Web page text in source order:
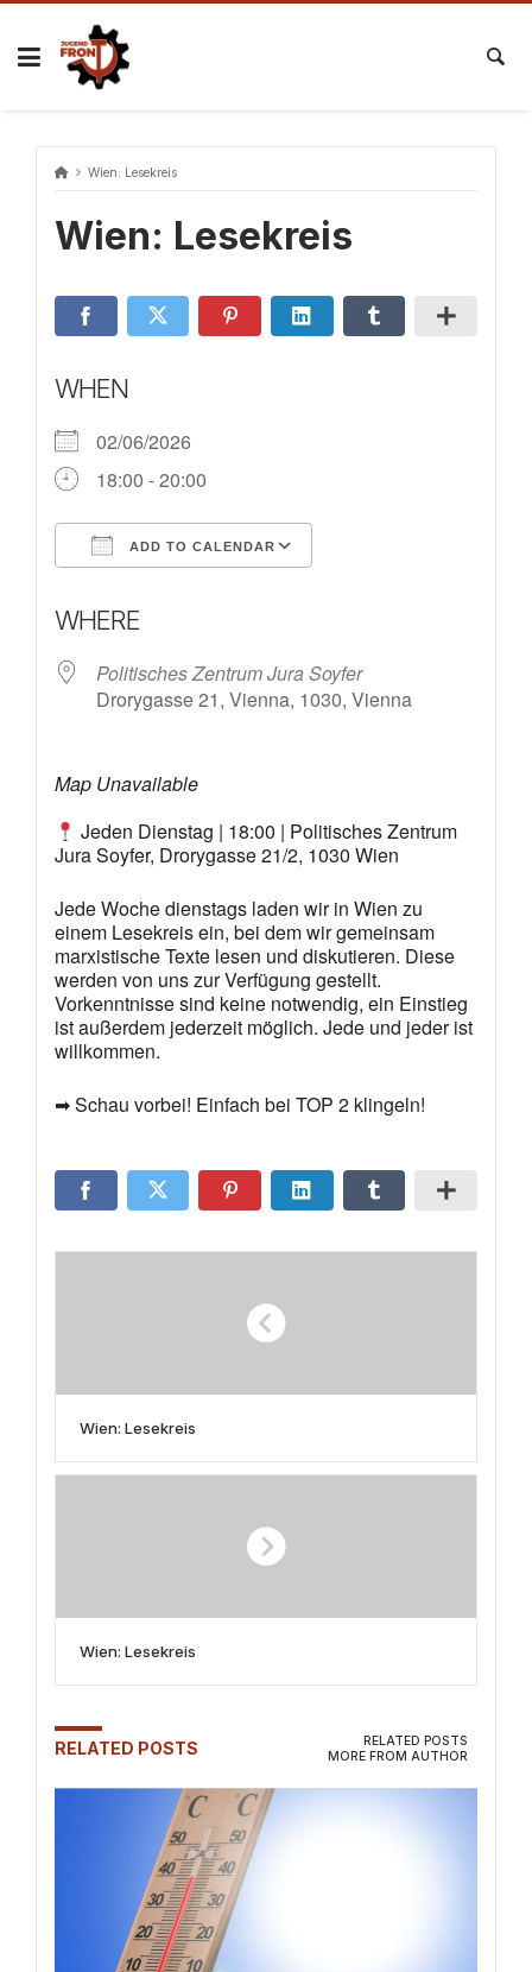
Skip
content
Wien: Lesekreis
Wien: Lesekreis
WHEN
02/06/2026
18:00 - 20:00
ADD TO CALENDAR
WHERE
Politisches Zentrum Jura Soyfer
Drorygasse 21, Vienna, 1030, Vienna
Map Unavailable
Jeden Dienstag | 18:00 | Politisches Zentrum
Jura Soyfer, Drorygasse 21/2, 1030 Wien
Jede Woche dienstags laden wir in Wien zu
einem Lesekreis ein, bei dem wir gemeinsam
marxistische Texte lesen und diskutieren. Diese
werden von uns zur Verfügung gestellt.
Vorkenntnisse sind keine notwendig, ein Einstieg
ist außerdem jederzeit möglich. Jede und jeder ist
willkommen.
➡ Schau vorbei! Einfach bei TOP 2 klingeln!
Wien: Lesekreis
Wien: Lesekreis
RELATED POSTS
RELATED POSTS
MORE FROM AUTHOR